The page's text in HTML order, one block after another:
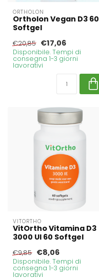
ORTHOLON
Ortholon Vegan D3 60
Softgel
€20,85 €17,06
Disponibile. Tempi di
consegna 1-3 giorni
lavorativi
VITORTHO
VitOrtho Vitamina D3
3000 UI 60 Softgel
€9,85 €8,06
Disponibile. Tempi di
consegna 1-3 giorni
lavorativi